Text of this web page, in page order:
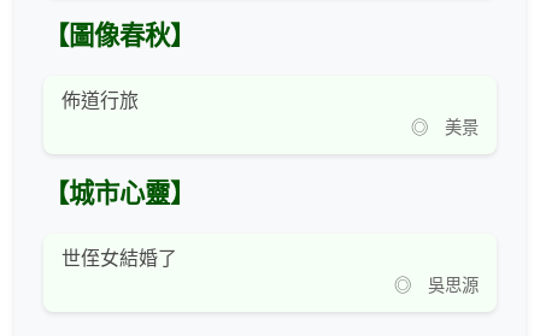
【圖像春秋】
佈道行旅
◎ 美景
【城市心靈】
世侄女結婚了
◎ 吳思源